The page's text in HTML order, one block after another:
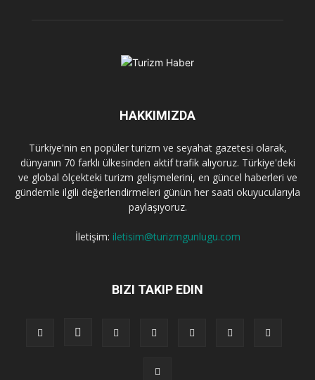
HAKKIMIZDA
Türkiye'nin en popüler turizm ve seyahat gazetesi olarak,
dünyanın 70 farklı ülkesinden aktif trafik alıyoruz. Türkiye'deki
ve global ölçekteki turizm gelişmelerini, en güncel haberleri ve
gündemle ilgili değerlendirmeleri günün her saati okuyucularıyla
paylaşıyoruz.
İletişim: iletisim@turizmgunlugu.com
BIZI TAKIP EDIN